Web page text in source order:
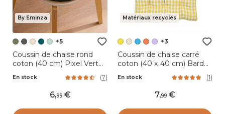
By Eminza
+5
Coussin de chaise rond
coton (40 cm) Pixel Vert
En stock (7)
6,99
Matériaux recyclés
+3
Coussin de chaise carré
coton (40 x 40 cm) Bardot
En stock (1)
7,99